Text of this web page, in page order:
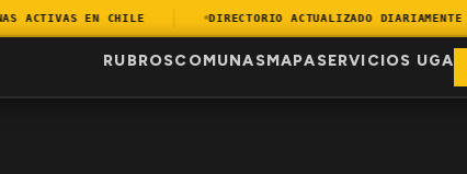
ACTIVAS EN CHILE DIRECTORIO ACTUALIZADO DIARIAMENTE
RUBROSCOMUNASMAPASERVICIOS UGA